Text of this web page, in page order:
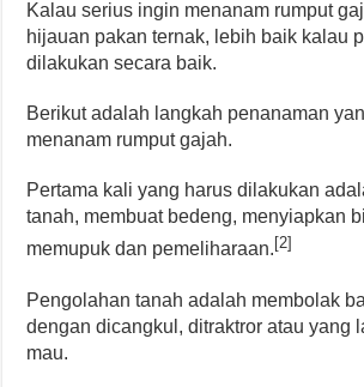
Kalau serius ingin menanam rumput
hijauan pakan ternak, lebih baik kalau
dilakukan secara baik.
Berikut adalah langkah penanaman
menanam rumput gajah.
Pertama kali yang harus dilakukan
tanah, membuat bedeng, menyiapkan
memupuk dan pemeliharaan. [2]
Pengolahan tanah adalah membolak
dengan dicangkul, ditraktror atau yang
mau.